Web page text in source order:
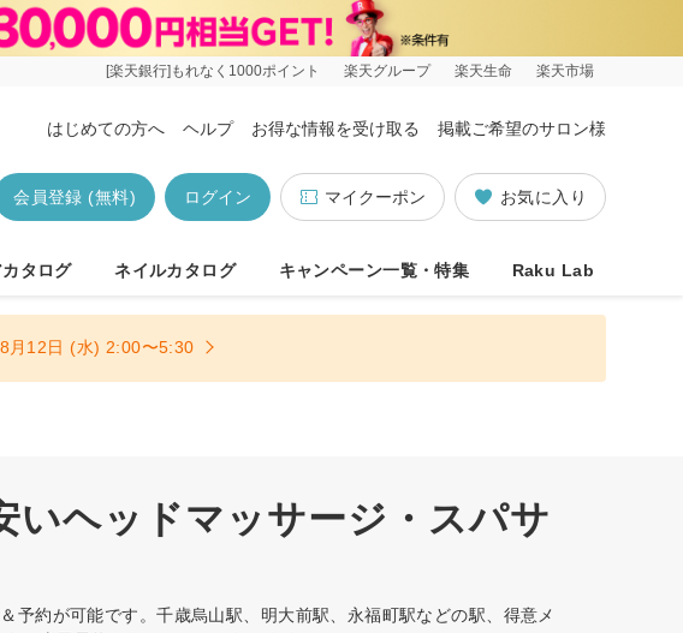
[楽天銀行]もれなく1000ポイント 楽天グループ 楽天生命 楽天市場
はじめての方へ ヘルプ お得な情報を受け取る 掲載ご希望のサロン様
お気に入り
マイクーポン
ログイン
会員登録 (無料)
タログ ネイルカタログ キャンペーン一覧・特集 Raku Lab
月12日 (水) 2:00〜5:30
いヘッドマッサージ・スパサ
予約が可能です。千歳烏山駅、明大前駅、永福町駅などの駅、得意メ